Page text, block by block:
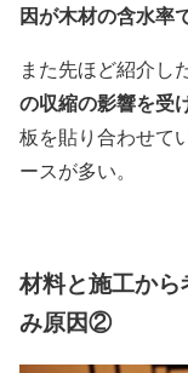
因が木材の含水率
また先ほど紹介し
の収縮の影響を受
板を貼り合わせて
ースが多い。
材料と施工か
み原因②